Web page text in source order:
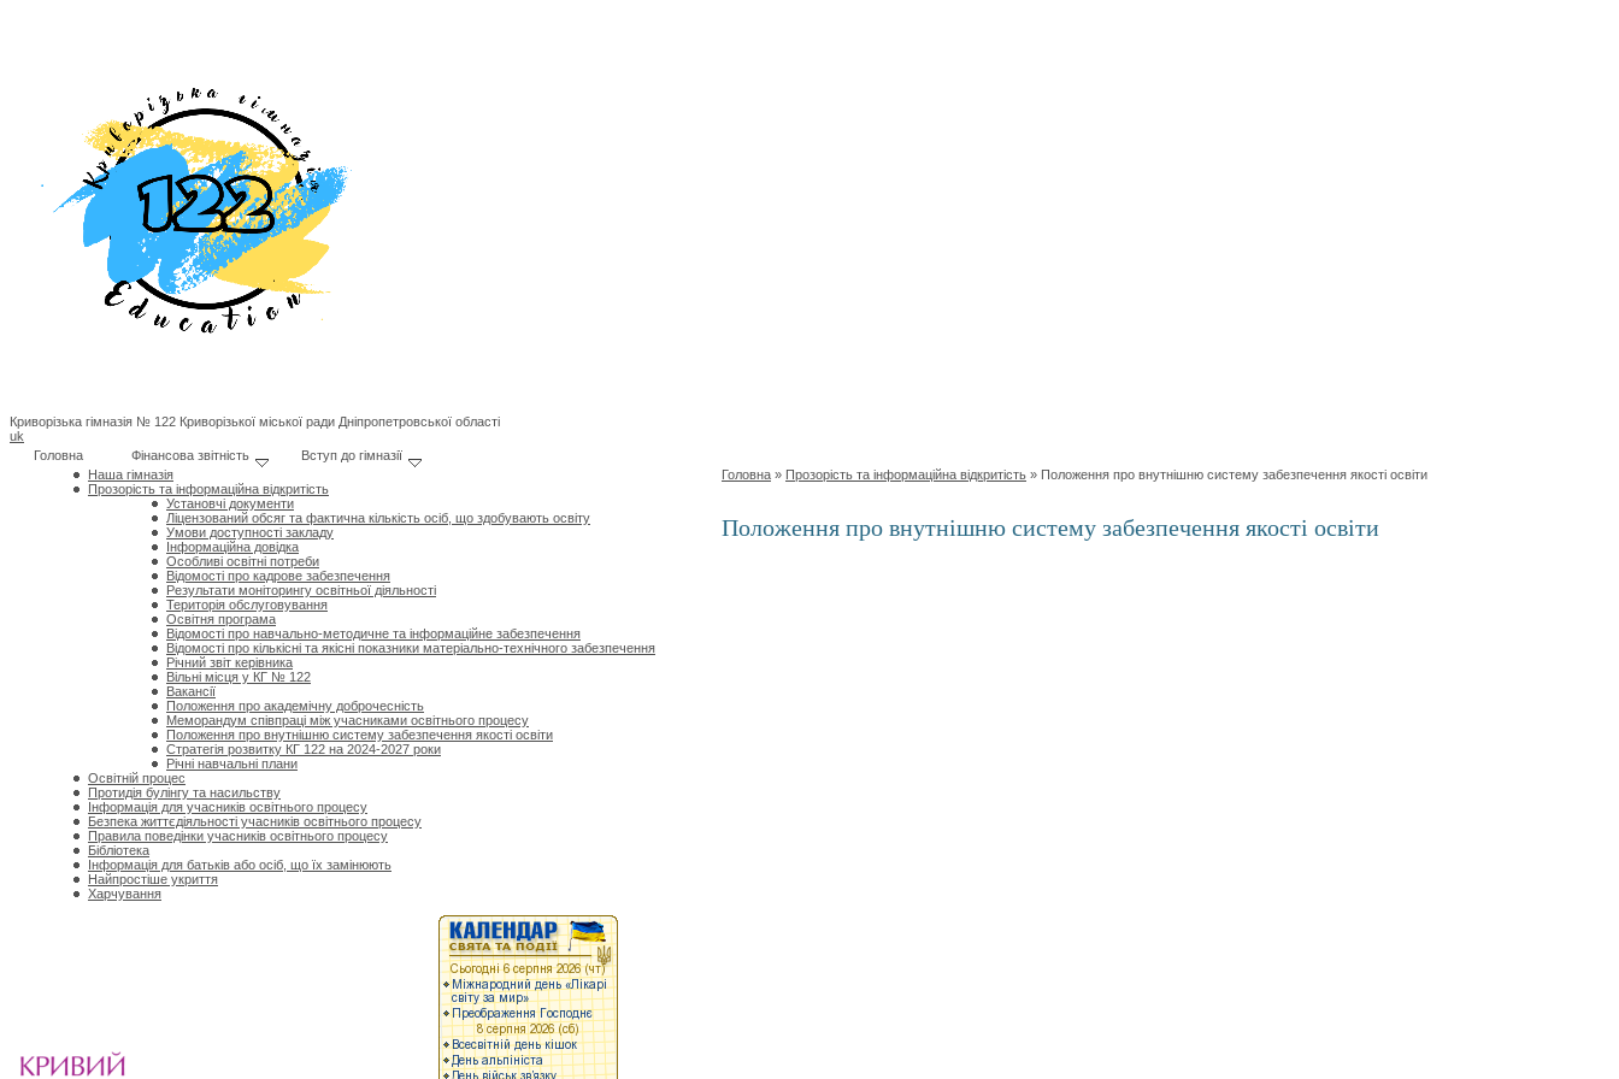
Криворізька гімназія № 122 Криворізької міської ради Дніпропетровської області
uk
Головна
Фінансова звітність
Вступ до гімназії
Наша гімназія
Прозорість та інформаційна відкритість
Установчі документи
Ліцензований обсяг та фактична кількість осіб, що здобувають освіту
Умови доступності закладу
Інформаційна довідка
Особливі освітні потреби
Відомості про кадрове забезпечення
Результати моніторингу освітньої діяльності
Територія обслуговування
Освітня програма
Відомості про навчально-методичне та інформаційне забезпечення
Відомості про кількісні та якісні показники матеріально-технічного забезпечення
Річний звіт керівника
Вільні місця у КГ № 122
Вакансії
Положення про академічну доброчесність
Меморандум співпраці між учасниками освітнього процесу
Положення про внутнішню систему забезпечення якості освіти
Стратегія розвитку КГ 122 на 2024-2027 роки
Річні навчальні плани
Освітній процес
Протидія булінгу та насильству
Інформація для учасників освітнього процесу
Безпека життєдіяльності учасників освітнього процесу
Правила поведінки учасників освітнього процесу
Бібліотека
Інформація для батьків або осіб, що їх замінюють
Найпростіше укриття
Харчування
Головна » Прозорість та інформаційна відкритість » Положення про внутнішню систему забезпечення якості освіти
Положення про внутнішню систему забезпечення якості освіти